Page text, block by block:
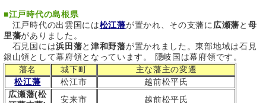
■江戸時代の島根県
江戸時代の出雲国には松江藩が置かれ、その支藩に 広瀬藩と 母
里藩がありました。
石見国には浜田藩と津和野藩が置かれました。東部地域は石見
銀山領として幕府領となっています。 隠岐国は幕府領です。
藩名
城下町
主な藩主の変遷
松江藩
松江市
越前松平氏
広瀬藩(松
安来市 越前松平氏